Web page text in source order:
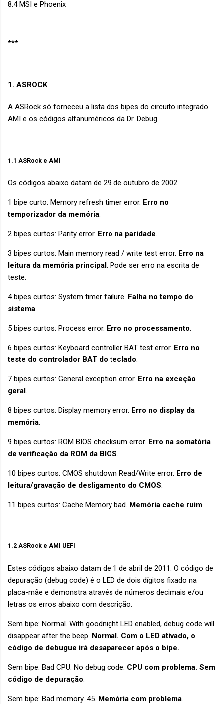
8.4 MSI e Phoenix
***
1. ASROCK
A ASRock só forneceu a lista dos bipes do circuito integrado
AMI e os códigos alfanuméricos da Dr. Debug.
1.1 ASRock e AMI
Os códigos abaixo datam de 29 de outubro de 2002.
1 bipe curto: Memory refresh timer error. Erro no
temporizador da memória.
2 bipes curtos: Parity error. Erro na paridade.
3 bipes curtos: Main memory read / write test error. Erro na
leitura da memória principal. Pode ser erro na escrita de
teste.
4 bipes curtos: System timer failure. Falha no tempo do
sistema.
5 bipes curtos: Process error. Erro no processamento.
6 bipes curtos: Keyboard controller BAT test error. Erro no
teste do controlador BAT do teclado.
7 bipes curtos: General exception error. Erro na exceção
geral.
8 bipes curtos: Display memory error. Erro no display da
memória.
9 bipes curtos: ROM BIOS checksum error. Erro na somatória
de verificação da ROM da BIOS.
10 bipes curtos: CMOS shutdown Read/Write error. Erro de
leitura/gravação de desligamento do CMOS.
11 bipes curtos: Cache Memory bad. Memória cache ruim.
1.2 ASRock e AMI UEFI
Estes códigos abaixo datam de 1 de abril de 2011. O código de
depuração (debug code) é o LED de dois dígitos fixado na
placa-mãe e demonstra através de números decimais e/ou
letras os erros abaixo com descrição.
Sem bipe: Normal. With goodnight LED enabled, debug code will
disappear after the beep. Normal. Com o LED ativado, o
código de debugue irá desaparecer após o bipe.
Sem bipe: Bad CPU. No debug code. CPU com problema. Sem
código de depuração.
Sem bipe: Bad memory. 45. Memória com problema.